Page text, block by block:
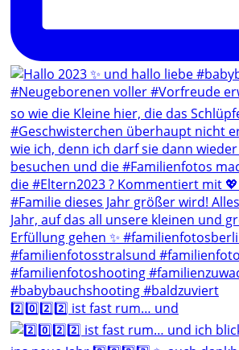
2️⃣0️⃣2️⃣2️⃣ ist fast rum… und